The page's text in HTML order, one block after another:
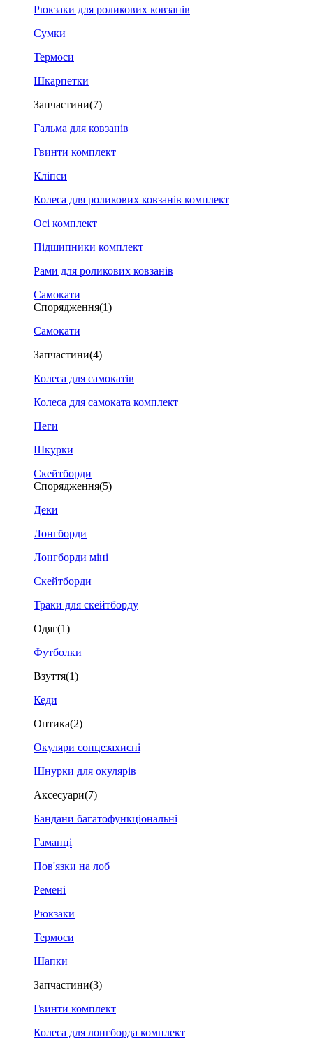
Рюкзаки для роликових ковзанів
Сумки
Термоси
Шкарпетки
Запчастини(7)
Гальма для ковзанів
Гвинти комплект
Кліпси
Колеса для роликових ковзанів комплект
Осі комплект
Підшипники комплект
Рами для роликових ковзанів
Самокати
Спорядження(1)
Самокати
Запчастини(4)
Колеса для самокатів
Колеса для самоката комплект
Пеги
Шкурки
Скейтборди
Спорядження(5)
Деки
Лонгборди
Лонгборди міні
Скейтборди
Траки для скейтборду
Одяг(1)
Футболки
Взуття(1)
Кеди
Оптика(2)
Окуляри сонцезахисні
Шнурки для окулярів
Аксесуари(7)
Бандани багатофункціональні
Гаманці
Пов'язки на лоб
Ремені
Рюкзаки
Термоси
Шапки
Запчастини(3)
Гвинти комплект
Колеса для лонгборда комплект